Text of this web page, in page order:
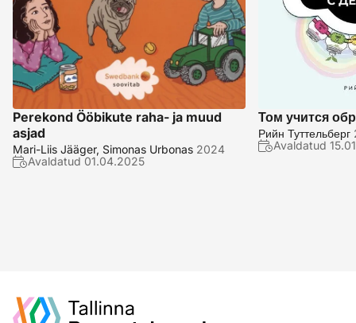
Perekond Ööbikute raha- ja muud
asjad
Mari-Liis Jääger, Simonas Urbonas 2024
Avaldatud 01.04.2025
Том учится
Рийн Туттельберг
Avaldatud